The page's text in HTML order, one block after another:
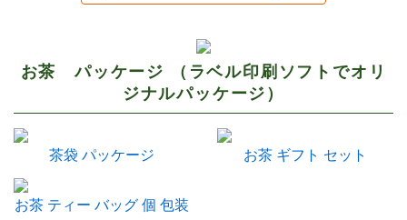
お茶 パッケージ （ラベル印刷ソフトでオリ
ジナルパッケージ）
茶袋 パッケージ お茶 ギフト セット
お茶 ティー バッグ 個 包装